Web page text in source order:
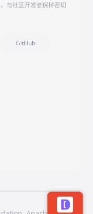
与社区开发者保持密切
GitHub